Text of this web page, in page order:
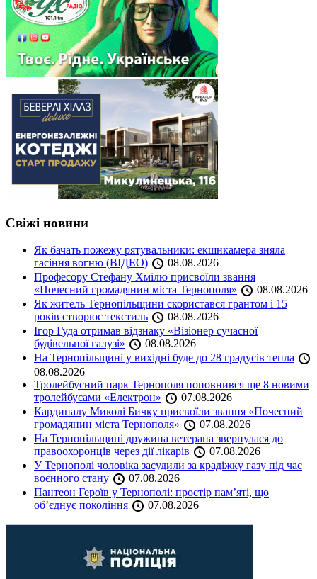
Свіжі новини
Як бачать пожежу рятувальники: екшнкамера зняла
гасіння вогню (ВІДЕО)
08.08.2026
Професору Стефану Хмілю присвоїли звання
«Почесний громадянин міста Тернополя»
08.08.2026
Як житель Тернопільщини скористався грантом і 15
років створює текстиль
08.08.2026
Ігор Гуда отримав відзнаку «Візіонер сучасної
будівельної галузі»
08.08.2026
На Тернопільщині у вихідні буде до 28 градусів тепла
08.08.2026
Тролейбусний парк Тернополя поповнився ще 8 новими
тролейбусами «Електрон»
07.08.2026
Кардиналу Миколі Бичку присвоїли звання «Почесний
громадянин міста Тернополя»
07.08.2026
На Тернопільщині дружина ветерана звернулася до
правоохоронців через дії лікарів
07.08.2026
У Тернополі чоловіка засудили за крадіжку газу під час
воєнного стану
07.08.2026
Пантеон Героїв у Тернополі: простір пам’яті, що
об’єднує покоління
07.08.2026